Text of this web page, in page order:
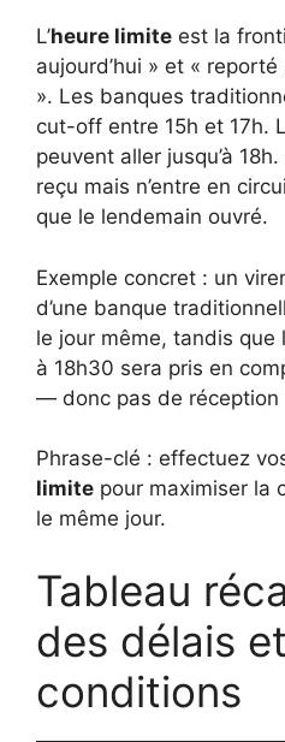
L’heure limite est la
aujourd’hui » et «
». Les banques
cut-off entre 15h et 17h.
peuvent aller jusqu’à
reçu mais n’entre en
que le lendemain ouvré.
Exemple concret : un
d’une banque
le jour même, tandis que
à 18h30 sera pris en
— donc pas de réception
Phrase-clé : effectuez
limite pour maximiser la
le même jour.
Tableau
des délais et
conditions